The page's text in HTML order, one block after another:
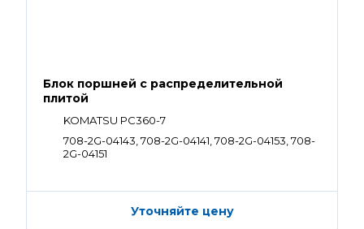
Блок поршней c распределительной
плитой
KOMATSU PC360-7
708-2G-04143, 708-2G-04141, 708-2G-04153, 708-
2G-04151
Уточняйте цену